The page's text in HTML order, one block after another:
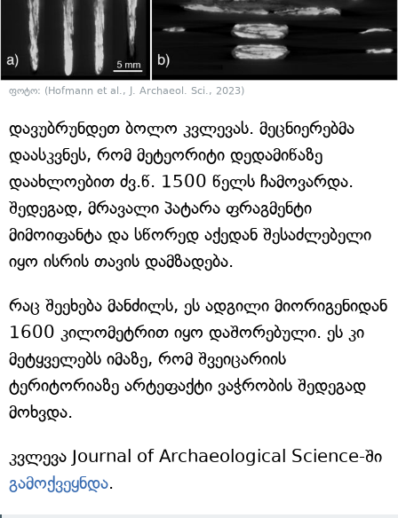
ფოტო: (Hofmann et al., J. Archaeol. Sci., 2023)
დავუბრუნდეთ ბოლო კვლევას. მეცნიერებმა
დაასკვნეს, რომ მეტეორიტი დედამიწაზე
დაახლოებით ძვ.წ. 1500 წელს ჩამოვარდა.
შედეგად, მრავალი პატარა ფრაგმენტი
მიმოიფანტა და სწორედ აქედან შესაძლებელი
იყო ისრის თავის დამზადება.
რაც შეეხება მანძილს, ეს ადგილი მიორიგენიდან
1600 კილომეტრით იყო დაშორებული. ეს კი
მეტყველებს იმაზე, რომ შვეიცარიის
ტერიტორიაზე არტეფაქტი ვაჭრობის შედეგად
მოხვდა.
კვლევა Journal of Archaeological Science-ში
გამოქვეყნდა.